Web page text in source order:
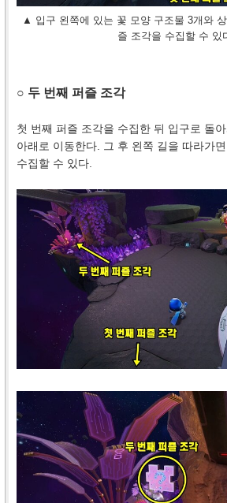
▲ 입구 왼쪽에 있는 꽃 모양 구조물 3개와
즐 조각을 수집할 수 있
○ 두 번째 퍼즐 조각
첫 번째 퍼즐 조각을 수집한 뒤 입구로 돌
아래로 이동한다. 그 후 왼쪽 길을 따라가
수집할 수 있다.